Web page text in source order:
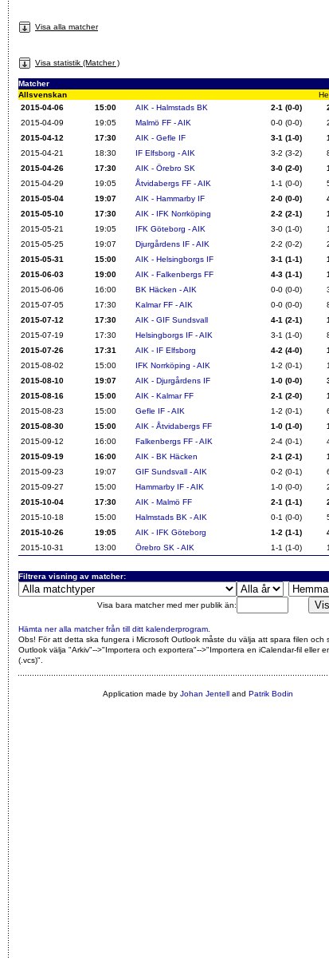
Visa alla matcher
Visa statistik (Matcher )
Matcher
Allsvenskan
2015-04-06
15:00 AIK - Halmstads BK 2-1 (0-0)
2015-04-09
19:05 Malmö FF - AIK 0-0 (0-0)
2015-04-12
17:30 AIK - Gefle IF 3-1 (1-0)
2015-04-21
18:30 IF Elfsborg - AIK 3-2 (3-2)
2015-04-26
17:30 AIK - Örebro SK 3-0 (2-0)
2015-04-29
19:05 Åtvidabergs FF - AIK 1-1 (0-0)
2015-05-04
19:07 AIK - Hammarby IF 2-0 (0-0)
2015-05-10
17:30 AIK - IFK Norrköping 2-2 (2-1)
2015-05-21
19:05 IFK Göteborg - AIK 3-0 (1-0)
2015-05-25
19:07 Djurgårdens IF - AIK 2-2 (0-2)
2015-05-31
15:00 AIK - Helsingborgs IF 3-1 (1-1)
2015-06-03
19:00 AIK - Falkenbergs FF 4-3 (1-1)
2015-06-06
16:00 BK Häcken - AIK 0-0 (0-0)
2015-07-05
17:30 Kalmar FF - AIK 0-0 (0-0)
2015-07-12
17:30 AIK - GIF Sundsvall 4-1 (2-1)
2015-07-19
17:30 Helsingborgs IF - AIK 3-1 (1-0)
2015-07-26
17:31 AIK - IF Elfsborg 4-2 (4-0)
2015-08-02
15:00 IFK Norrköping - AIK 1-2 (0-1)
2015-08-10
19:07 AIK - Djurgårdens IF 1-0 (0-0)
2015-08-16
15:00 AIK - Kalmar FF 2-1 (2-0)
2015-08-23
15:00 Gefle IF - AIK 1-2 (0-1)
2015-08-30
15:00 AIK - Åtvidabergs FF 1-0 (1-0)
2015-09-12
16:00 Falkenbergs FF - AIK 2-4 (0-1)
2015-09-19
16:00 AIK - BK Häcken 2-1 (2-1)
2015-09-23
19:07 GIF Sundsvall - AIK 0-2 (0-1)
2015-09-27
15:00 Hammarby IF - AIK 1-0 (0-0)
2015-10-04
17:30 AIK - Malmö FF 2-1 (1-1)
2015-10-18
15:00 Halmstads BK - AIK 0-1 (0-0)
2015-10-26
19:05 AIK - IFK Göteborg 1-2 (1-1)
2015-10-31
13:00 Örebro SK - AIK 1-1 (1-0)
Filtrera visning av matcher:
Visa bara matcher med mer publik än:
Hämta ner alla matcher från till ditt kalenderprogram
Obs! För att detta ska fungera i Microsoft Outlook måste du välja att spara filen och
Outlook välja "Arkiv"-->"Importera och exportera"-->"Importera en iCalendar-fil eller
(.vcs)"
Application made by Johan Jentelland Patrik Bodin